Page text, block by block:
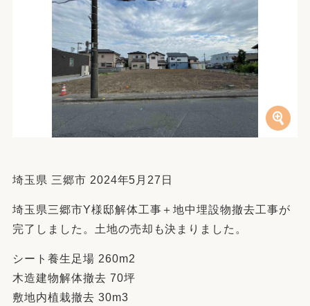
埼玉県 三郷市 2024年5月27日
埼玉県三郷市Y様邸解体工事＋地中埋設物撤去工事が
完了しました。土地の売却も決まりました。
シート養生足場 260m2
木造建物解体撤去 70坪
敷地内植栽撤去 30m3